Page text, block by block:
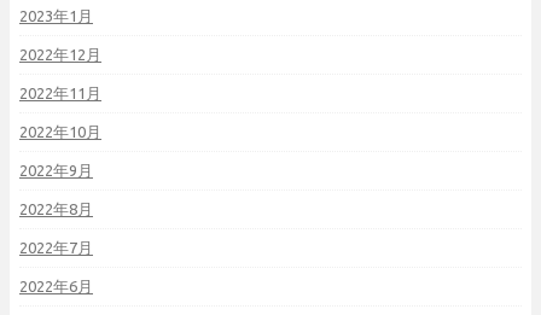
2023年1月
2022年12月
2022年11月
2022年10月
2022年9月
2022年8月
2022年7月
2022年6月